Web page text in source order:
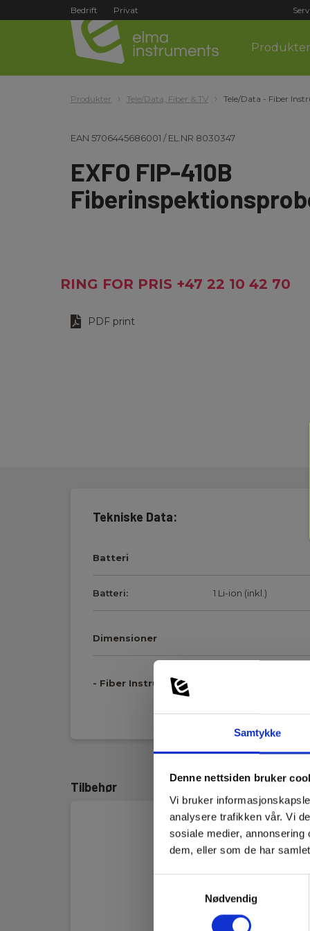
Samtykke
Denne nettsiden bruker
Vi bruker
analysere trafikken vår. Vi
sosiale medier,
dem, eller som de har
Nødvendig
Bedrift Privat
Produkter
Produkter Tele/Data, Fiber & TV Tele/Data - Fiber
EAN 5706445686001 /EL.NR 8030347
EXFO FIP-410B
RING FOR PRIS +47 22 10 42 70
PDF print
Tekniske Data:
Batteri
Batteri: 1 Li-ion (inkl.)
Dimensioner
- Fiber Instrumenter
Dimensioner: 167x47x42mm
Forstørrelsesknap:
USB 2
0,55µm
Tilbehør